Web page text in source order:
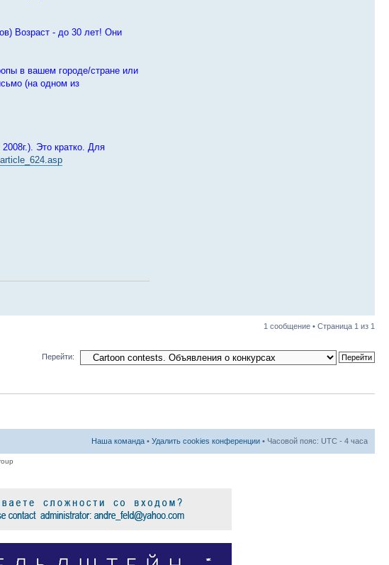
Возраст - до 30 лет! Они
в вашем городе/стране или
(на одном из
Это кратко. Для
1 сообщение • Страница 1 из 1
Перейти:
Наша команда • Удалить cookies конференции • Часовой пояс: UTC - 4 часа